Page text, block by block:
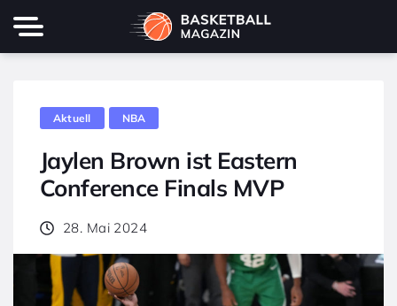
Aktuell NBA
Jaylen Brown ist Eastern
Conference Finals MVP
28. Mai 2024